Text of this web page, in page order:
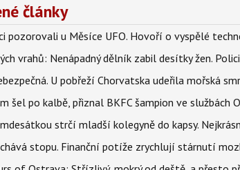
články
pozorovali u Měsíce UFO. Hovoří o vyspělé
vrahů: Nenápadný dělník zabil desítky žen.
U pobřeží Chorvatska udeřila mořská
šel po kalbě, přiznal BKFC šampion ve službách
strčí mladší kolegyně do kapsy.
stopu. Finanční potíže zrychlují stárnutí